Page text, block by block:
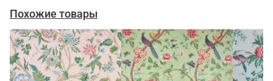
Похожие товары